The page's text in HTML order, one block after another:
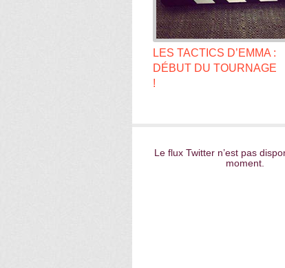
LES TACTICS D’EMMA :
DÉBUT DU TOURNAGE
!
Le flux Twitter n’est pas
moment.